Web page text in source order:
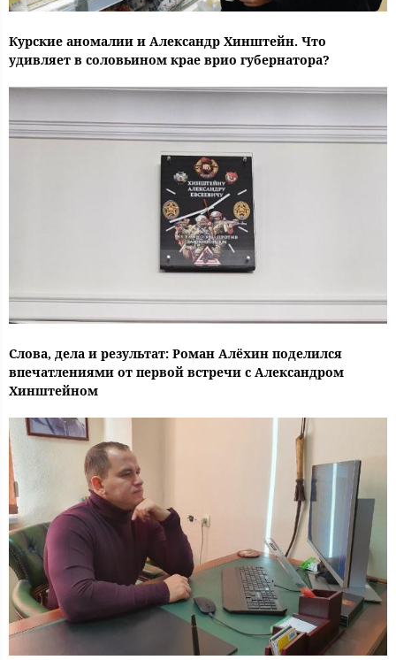
Курские аномалии и Александр Хинштейн. Что
удивляет в соловьином крае врио губернатора?
Слова, дела и результат: Роман Алёхин поделился
впечатлениями от первой встречи с Александром
Хинштейном